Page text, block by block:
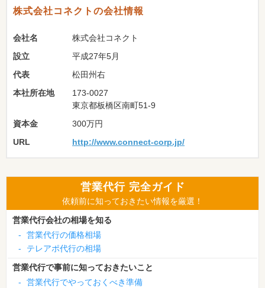
株式会社コネクトの会社情報
会社名
株式会社コネクト
設立
平成27年5月
代表
松田州右
本社所在地
173-0027
東京都板橋区南町51-9
資本金
300万円
URL
http://www.connect-corp.jp/
営業代行 完全ガイド
依頼前に知っておきたい情報を厳選！
営業代行会社の相場を知る
-
営業代行の価格相場
-
テレアポ代行の相場
営業代行で事前に知っておきたいこと
-
営業代行でやっておくべき準備